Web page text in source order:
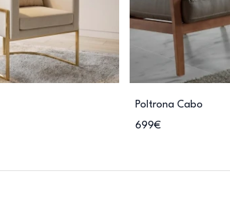
Poltrona Cabo
699€